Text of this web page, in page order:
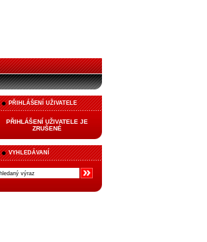
PŘIHLÁŠENÍ UŽIVATELE
PŘIHLÁŠENÍ UŽIVATELE JE
ZRUŠENÉ
VYHLEDÁVANÍ